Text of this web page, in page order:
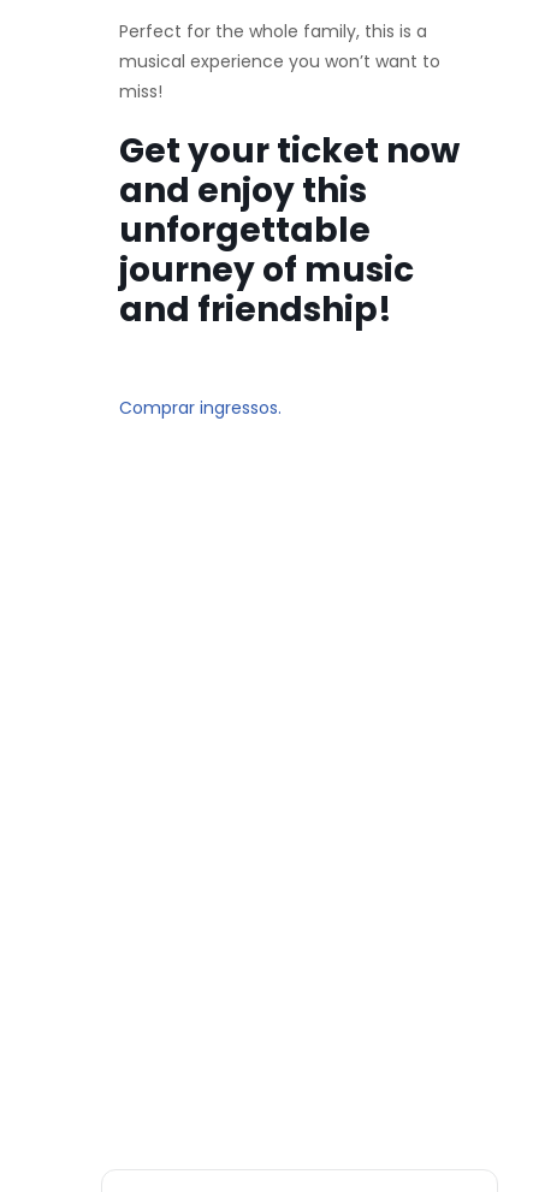
Perfect for the whole family, this is a
musical experience you won’t want to
miss!
Get your ticket now
and enjoy this
unforgettable
journey of music
and friendship!
Comprar ingressos.